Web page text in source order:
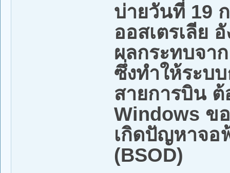
บ่ายวันที่ 19
ออสเตรเลีย
ผลกระทบจา
ซึ่งทำให้ระบ
สายการบิน ต้
Windows ข
เกิดปัญหาจอ
(BSOD)